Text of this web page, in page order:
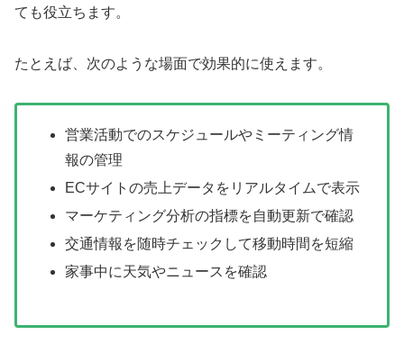
ても役立ちます。
たとえば、次のような場面で効果的に使えます。
営業活動でのスケジュールやミーティング情
報の管理
ECサイトの売上データをリアルタイムで表示
マーケティング分析の指標を自動更新で確認
交通情報を随時チェックして移動時間を短縮
家事中に天気やニュースを確認